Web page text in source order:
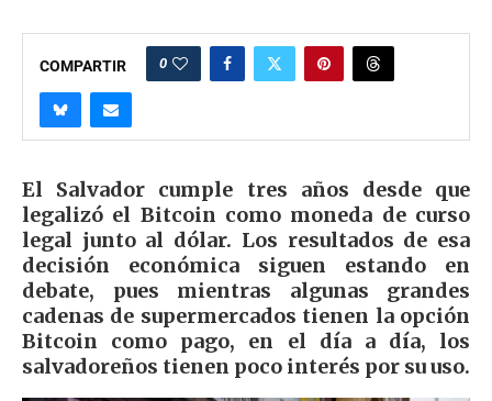
COMPARTIR 0
El Salvador cumple tres años desde que
legalizó el Bitcoin como moneda de curso
legal junto al dólar. Los resultados de esa
decisión económica siguen estando en
debate, pues mientras algunas grandes
cadenas de supermercados tienen la opción
Bitcoin como pago, en el día a día, los
salvadoreños tienen poco interés por su uso.